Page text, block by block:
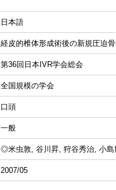
日本語
経皮的椎体形成術後の新規圧迫
第36回日本IVR学会総会
全国規模の学会
口頭
一般
◎米虫敦, 谷川昇, 狩谷秀治, 小島
2007/05